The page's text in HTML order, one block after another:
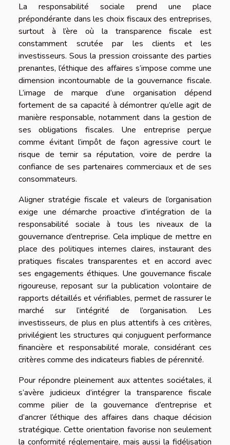
La responsabilité sociale prend une place
prépondérante dans les choix fiscaux des entreprises,
surtout à l’ère où la transparence fiscale est
constamment scrutée par les clients et les
investisseurs. Sous la pression croissante des parties
prenantes, l’éthique des affaires s’impose comme une
dimension incontournable de la gouvernance fiscale.
L’image de marque d’une organisation dépend
fortement de sa capacité à démontrer qu’elle agit de
manière responsable, notamment dans la gestion de
ses obligations fiscales. Une entreprise perçue
comme évitant l’impôt de façon agressive court le
risque de ternir sa réputation, voire de perdre la
confiance de ses partenaires commerciaux et de ses
consommateurs.
Aligner stratégie fiscale et valeurs de l’organisation
exige une démarche proactive d’intégration de la
responsabilité sociale à tous les niveaux de la
gouvernance d’entreprise. Cela implique de mettre en
place des politiques internes claires, instaurant des
pratiques fiscales transparentes et en accord avec
ses engagements éthiques. Une gouvernance fiscale
rigoureuse, reposant sur la publication volontaire de
rapports détaillés et vérifiables, permet de rassurer le
marché sur l’intégrité de l’organisation. Les
investisseurs, de plus en plus attentifs à ces critères,
privilégient les structures qui conjuguent performance
financière et responsabilité morale, considérant ces
critères comme des indicateurs fiables de pérennité.
Pour répondre pleinement aux attentes sociétales, il
s’avère judicieux d’intégrer la transparence fiscale
comme pilier de la gouvernance d’entreprise et
d’ancrer l’éthique des affaires dans chaque décision
stratégique. Cette orientation favorise non seulement
la conformité réglementaire, mais aussi la fidélisation